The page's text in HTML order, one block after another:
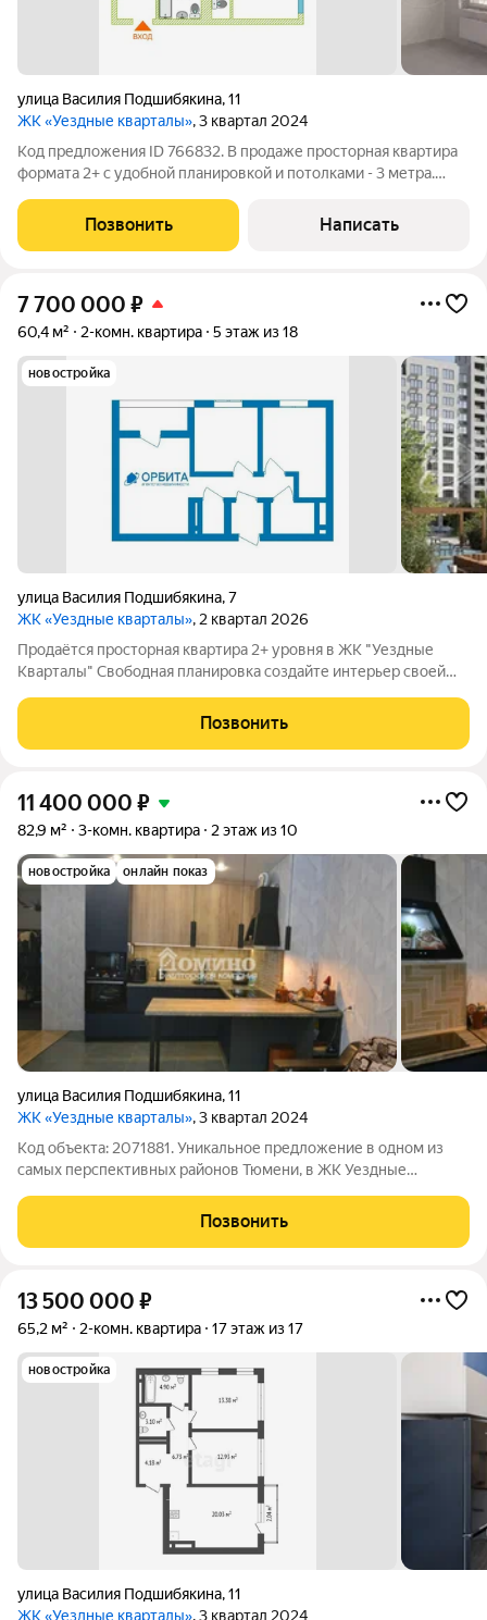
улица Василия Подшибякина,11
ЖК «Уездные кварталы», 3 квартал 2024
Код предложения ID 766832. В продаже просторная квартира
формата 2+ с удобной планировкой и потолками - 3 метра.
имеют стяжку, стены отштукатурены и выровнены. Также
установлены розетки и
Позвонить Написать
7 700 000 ₽
60,4 м² 2-комн. квартира 5 этаж из 18
новостройка
улица Василия Подшибякина,7
ЖК «Уездные кварталы», 2 квартал 2026
Продаётся просторная квартира 2+ уровня в ЖК "Уездные
Кварталы" Свободная планировка создайте интерьер своей
семейных обедов)
Позвонить
11 400 000 ₽
82,9 м² 3-комн. квартира 2 этаж из 10
новостройка онлайн показ
улица Василия Подшибякина,11
ЖК «Уездные кварталы», 3 квартал 2024
Код объекта: 2071881. Уникальное предложение в одном из
самых перспективных районов Тюмени, в ЖК Уездные
квартира площадью 82,9 кв. м на улице Василия Подшибякина,
11. Квартира расположена на
Позвонить
13 500 000 ₽
65,2 м² 2-комн. квартира 17 этаж из 17
новостройка
улица Василия Подшибякина,11
ЖК «Уездные кварталы», 3 квартал 2024